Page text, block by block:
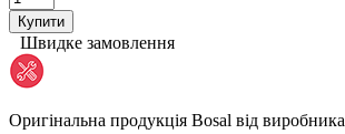
Купити
Швидке замовлення
Оригінальна продукція Bosal від виробника